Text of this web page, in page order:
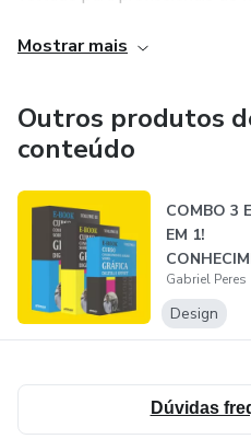
- Jogo Americano | Papel
- Papel Timbrado
- Pastas
- Revistas | Cartilhas |
- Rótulo de Cerveja
de Design Gráfico que querem
gráfico, como agências de
(digitais) ou revendedores
Mostrar mais
Outros produtos
conteúdo
COMBO 3
EM 1!
GERAIS
GRÁFICA:
Gabriel Peres
Design
Dúvidas